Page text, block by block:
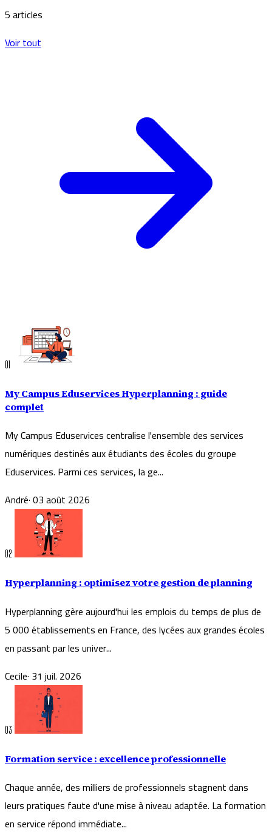
5 articles
Voir tout
01
My Campus Eduservices Hyperplanning : guide
complet
My Campus Eduservices centralise l'ensemble des services
numériques destinés aux étudiants des écoles du groupe
Eduservices. Parmi ces services, la ge...
André·03 août 2026
02
Hyperplanning : optimisez votre gestion de planning
Hyperplanning gère aujourd'hui les emplois du temps de plus de
5 000 établissements en France, des lycées aux grandes écoles
en passant par les univer...
Cecile· 31 juil. 2026
03
Formation service : excellence professionnelle
Chaque année, des milliers de professionnels stagnent dans
leurs pratiques faute d'une mise à niveau adaptée. La formation
en service répond immédiate...